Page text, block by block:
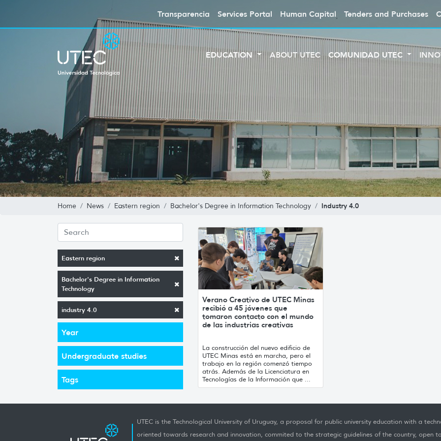
Transparencia Services Portal Human Capital Tenders and Purchases
EDUCATION ABOUT UTEC COMUNIDAD UTEC
Home News Eastern region Bachelor's Degree in Information Technology Industry 4.0
Eastern region
Bachelor's Degree in Information
Technology
industry 4.0
Year
Undergraduate studies
Tags
Verano Creativo de UTEC Minas
recibió a 45 jóvenes que
tomaron contacto con el mundo
de las industrias creativas
La construcción del nuevo edificio de
UTEC Minas está en marcha, pero el
trabajo en la región comenzó tiempo
atrás. Además de la Licenciatura en
Tecnologías de la Información que ...
UTEC is the Technological University of Uruguay, a proposal for public university education with a
oriented towards research and innovation, commited to the strategic guidelines of the country, open